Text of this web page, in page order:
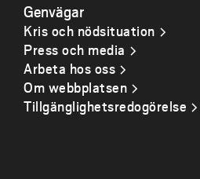
Genvägar
Kris och nödsituation
Press och media
Arbeta hos oss
Om webbplatsen
Tillgänglighetsredogörelse